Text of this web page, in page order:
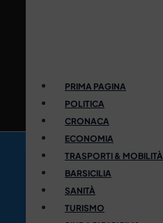
PRIMA PAGINA
POLITICA
CRONACA
ECONOMIA
TRASPORTI & MOBILITÀ
BARSICILIA
SANITÀ
TURISMO